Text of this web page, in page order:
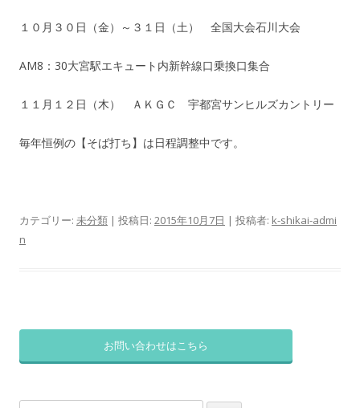
１０月３０日（金）～３１日（土） 全国大会石川大会
AM8：30大宮駅エキュート内新幹線口乗換口集合
１１月１２日（木） ＡＫＧＣ 宇都宮サンヒルズカントリー
毎年恒例の【そば打ち】は日程調整中です。
カテゴリー: 未分類 | 投稿日: 2015年10月7日 | 投稿者: k-shikai-admi
n
お問い合わせはこちら